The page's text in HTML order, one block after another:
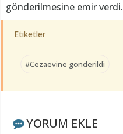
gönderilmesine emir verdi.
Etiketler
#Cezaevine gönderildi
YORUM EKLE